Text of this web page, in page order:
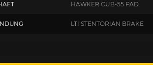
HAWKER CUB-55 PAD
LTI STENTORIAN BRAKE